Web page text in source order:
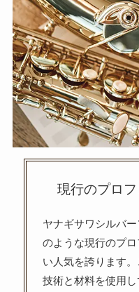
現行のプロ
ヤナギサワシルバ
のような現行のプ
い人気を誇ります
技術と材料を使用